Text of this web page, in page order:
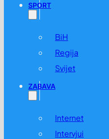
SPORT
BiH
Regija
Svijet
ZABAVA
Internet
Intervjui